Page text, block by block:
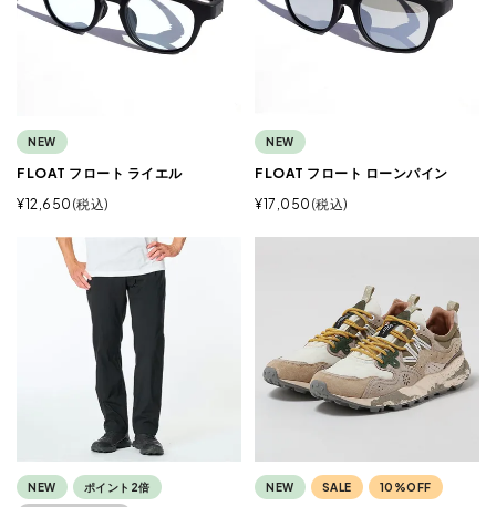
NEW
FLOAT フロート ライエル
¥12,650 税込
NEW
FLOAT フロート ローンパイン
¥17,050 税込
NEW ポイント2倍 NEW SALE 10%OFF